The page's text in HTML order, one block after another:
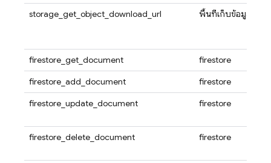
storage_get_object_download_url พื้นที่เก็บข้อมูล
firestore_get_document
firestore
firestore_add_document
firestore
firestore_update_document
firestore
firestore_delete_document firestore